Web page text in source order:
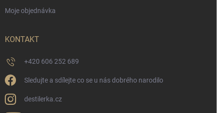
Moje objednávka
KONTAKT
+420 606 252 689
Sledujte a sdílejte co se u nás dobrého narodilo
destilerka.cz